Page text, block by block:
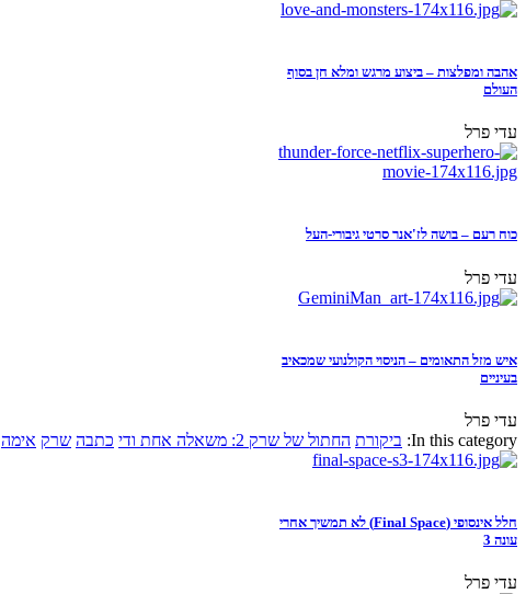
אהבה ומפלצות – ביצוע מרגש ומלא חן בסוף
העולם
עדי פרל
כוח רעם – בושה לז'אנר סרטי גיבורי-העל
עדי פרל
איש מזל התאומים – הניסוי הקולנועי שמכאיב
בעיניים
עדי פרל
In this category: ביקורת החתול של שרק 2: משאלה אחת ודי כתבה שרק אימה
חלל אינסופי (Final Space) לא תמשיך אחרי
עונה 3
עדי פרל